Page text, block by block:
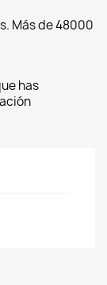
Más de 48000
has